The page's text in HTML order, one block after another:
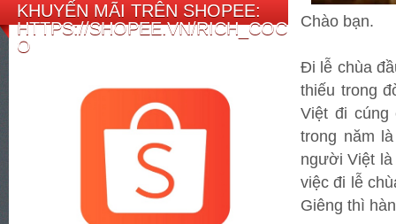
KHUYẾN MÃI TRÊN SHOPEE:
HTTPS://SHOPEE.VN/RICH_COC
O
Chào bạn.
Đi lễ chùa
thiếu trong
Việt đi cúng
trong năm
người Việt là
việc đi lễ
Giêng thì